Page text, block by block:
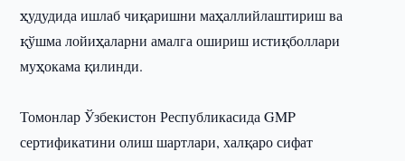
ҳудудида ишлаб чиқаришни маҳаллийлаштириш ва
қўшма лойиҳаларни амалга ошириш истиқболлари
муҳокама қилинди.
Томонлар Ўзбекистон Республикасида GMP
сертификатини олиш шартлари, халқаро сифат